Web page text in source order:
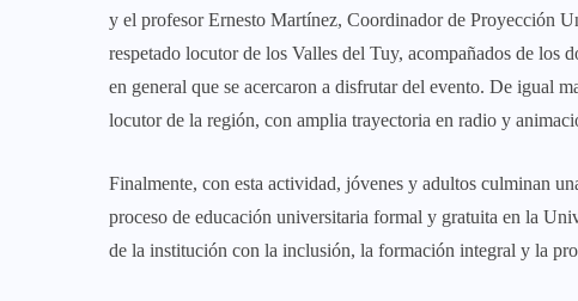
y el profesor Ernesto Martínez, Coordinador de Proyección
respetado locutor de los Valles del Tuy, acompañados de
en general que se acercaron a disfrutar del evento. De igual
locutor de la región, con amplia trayectoria en radio y
Finalmente, con esta actividad, jóvenes y adultos culminan
proceso de educación universitaria formal y gratuita en la
de la institución con la inclusión, la formación integral y la